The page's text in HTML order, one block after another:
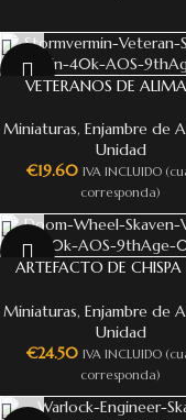
VETERANOS DE
Miniaturas, Enjambre de
Unidad
€19.60 IVA INCLUIDO
corresponda)
ARTEFACTO DE CHISPA
Miniaturas, Enjambre de
Unidad
€24.50 IVA INCLUIDO
corresponda)